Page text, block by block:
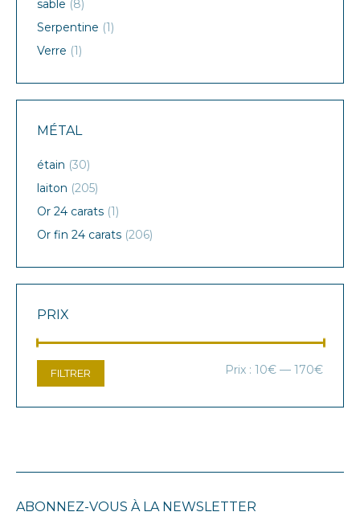
sable (8)
Serpentine (1)
Verre (1)
MÉTAL
étain (30)
laiton (205)
Or 24 carats (1)
Or fin 24 carats (206)
PRIX
Prix
Prix
FILTRER Prix : 10€ — 170€
ABONNEZ-VOUS À LA NEWSLETTER